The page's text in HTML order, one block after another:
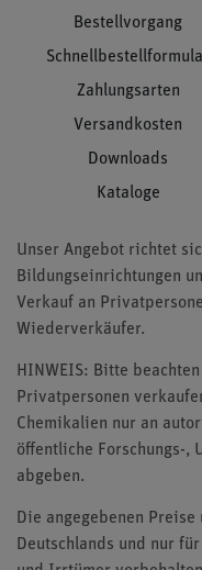
Bestellvorgang
Zahlungsarten
Versandkosten
Downloads
Kataloge
Unser Angebot richtet
Bildungseinrichtungen
Verkauf an
Wiederverkäufer.
HINWEIS: Bitte
Privatpersonen
Chemikalien nur an
öffentliche Forschungs-,
abgeben.
Die angegebenen
Deutschlands und nur